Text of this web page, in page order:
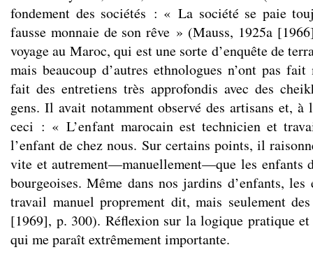
fondement des sociétés : « La société se paie
fausse monnaie de son rêve » (Mauss, 1925a
voyage au Maroc, qui est une sorte d’enquête de
mais beaucoup d’autres ethnologues n’ont pas
fait des entretiens très approfondis avec des
gens. Il avait notamment observé des artisans et,
ceci : « L’enfant marocain est technicien et
l’enfant de chez nous. Sur certains points, il
vite et autrement—manuellement—que les enfants
bourgeoises. Même dans nos jardins d’enfants,
travail manuel proprement dit, mais seulement
[1969], p. 300). Réflexion sur la logique pratique
qui me paraît extrêmement importante.